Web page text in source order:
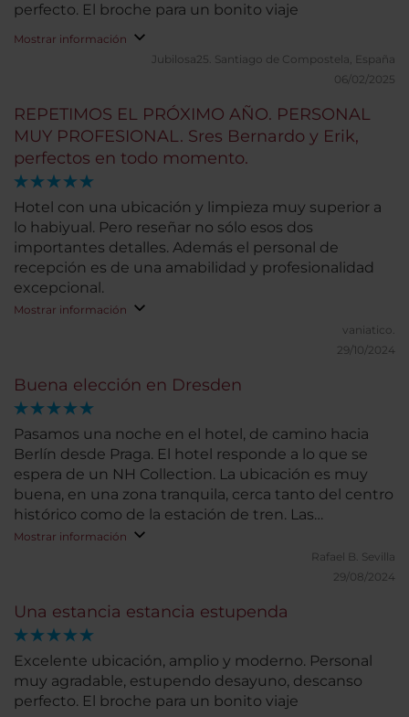
perfecto. El broche para un bonito viaje
Mostrar información
Jubilosa25. Santiago de Compostela, España
06/02/2025
REPETIMOS EL PRÓXIMO AÑO. PERSONAL
MUY PROFESIONAL. Sres Bernardo y Erik,
perfectos en todo momento.
Hotel con una ubicación y limpieza muy superior a
lo habiyual. Pero reseñar no sólo esos dos
importantes detalles. Además el personal de
recepción es de una amabilidad y profesionalidad
excepcional.
Mostrar información
vaniatico.
29/10/2024
Buena elección en Dresden
Pasamos una noche en el hotel, de camino hacia
Berlín desde Praga. El hotel responde a lo que se
espera de un NH Collection. La ubicación es muy
buena, en una zona tranquila, cerca tanto del centro
histórico como de la estación de tren. Las
habitaciones son amplias y muy confortables. Las
dos habitaciones que ocupamos tenían bañera,
aunque habríamos preferido ducha. El bufé de
estancia fue muy corta, por lo que no podemos
valorar otros servicios.
Mostrar información
Rafael B. Sevilla
29/08/2024
Una estancia estancia estupenda
Excelente ubicación, amplio y moderno. Personal
muy agradable, estupendo desayuno, descanso
perfecto. El broche para un bonito viaje